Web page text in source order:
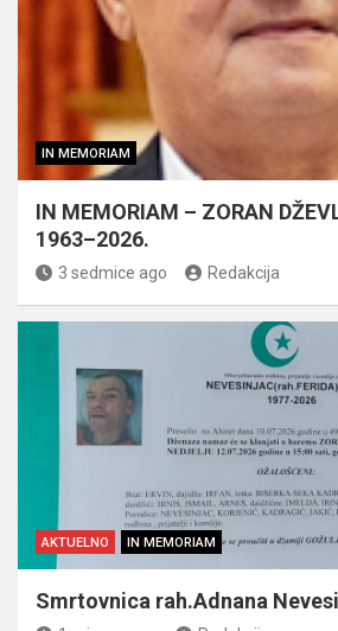
IN MEMORIAM
IN MEMORIAM – ZORAN
1963–2026.
3 sedmice ago Redakcija
AKTUELNO IN MEMORIAM
Smrtovnica rah.Adnana